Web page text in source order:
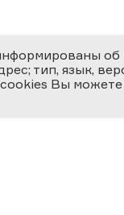
об
тип, язык,
Вы